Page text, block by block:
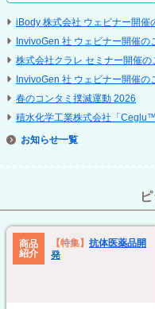
iBody 株式会社 ウェビナー開催
InvivoGen 社 ウェビナー開催のご
株式会社クラレ セミナー開催のご案内 ─
InvivoGen 社 ウェビナー開催
春のコンタミ撲滅運動 2026
積水化学工業株式会社「Ceglu™」等に関す
お知らせ
商品
紹介
【特集】 抗体医薬品開
発